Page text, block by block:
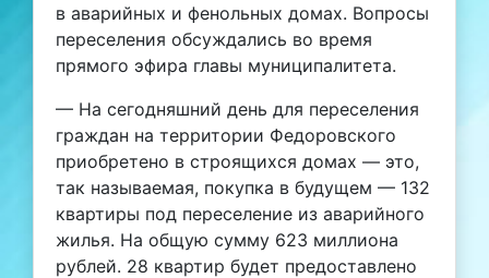
в аварийных и фенольных домах. Вопросы
переселения обсуждались во время
прямого эфира главы муниципалитета.
— На сегодняшний день для переселения
граждан на территории Федоровского
приобретено в строящихся домах — это,
так называемая, покупка в будущем — 132
квартиры под переселение из аварийного
жилья. На общую сумму 623 миллиона
рублей. 28 квартир будет предоставлено